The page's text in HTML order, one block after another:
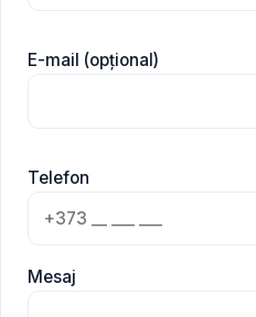
E-mail (opțional)
Telefon
Mesaj